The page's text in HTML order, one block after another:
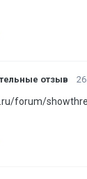
отзыв
forum/